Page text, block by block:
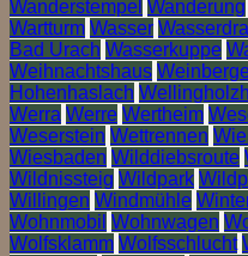
Wanderstempel Wanderung
Wartturm Wasser
Bad Urach Wasserkuppe
Weihnachtshaus
Hohenhaslach
Werra Werre Wertheim
Weserstein Wettrennen
Wiesbaden Wilddiebsroute
Wildnissteig Wildpark
Willingen Windmühle
Wohnmobil Wohnwagen
Wolfsklamm Wolfsschlucht